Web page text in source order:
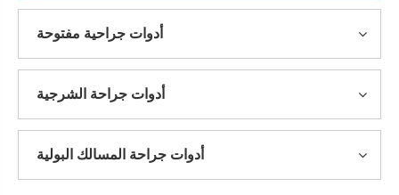
أدوات جراحية مفتوحة
أدوات جراحة الشرجية
أدوات جراحة المسالك البولية